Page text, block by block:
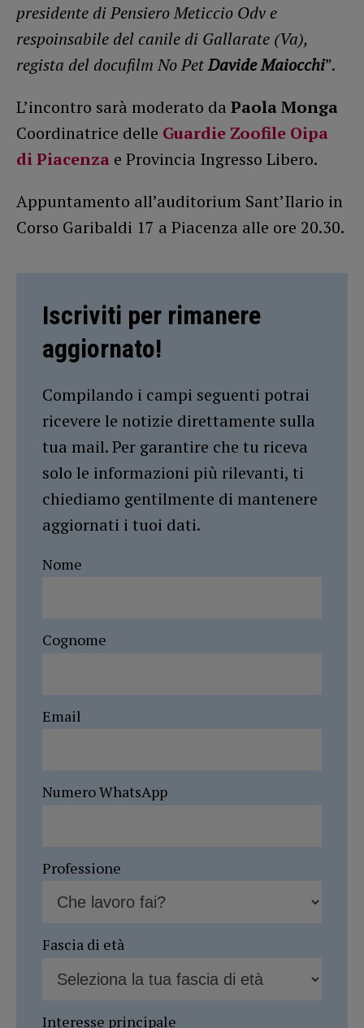
presidente di Pensiero Meticcio Odv e
respoinsabile del canile di Gallarate (Va),
regista del docufilm No PetDavide Maiocchi”.
L’incontro sarà moderato da Paola Monga
Coordinatrice delle Guardie Zoofile Oipa
di Piacenza e Provincia Ingresso Libero.
Appuntamento all’auditorium Sant’Ilario in
Corso Garibaldi 17 a Piacenza alle ore 20.30.
Iscriviti per rimanere
aggiornato!
Compilando i campi seguenti potrai
ricevere le notizie direttamente sulla
tua mail. Per garantire che tu riceva
solo le informazioni più rilevanti, ti
chiediamo gentilmente di mantenere
aggiornati i tuoi dati.
Nome
Cognome
Email
Numero WhatsApp
Professione
Fascia di età
Interesse principale